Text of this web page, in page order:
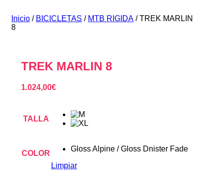
Inicio / BICICLETAS / MTB RIGIDA / TREK MARLIN
8
TREK MARLIN 8
1.024,00€
TALLA
COLOR
Gloss Alpine / Gloss Dnister Fade
Limpiar